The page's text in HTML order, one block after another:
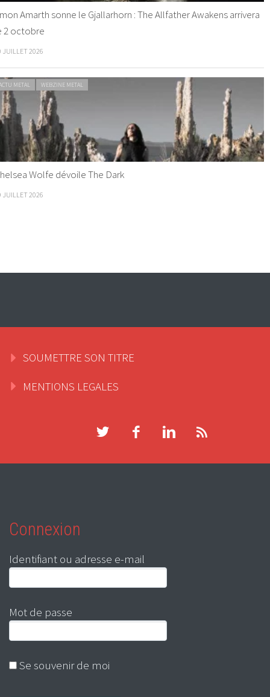
Amarth sonne le Gjallarhorn : The Allfather Awakens arrivera
2 octobre
JUILLET 2026
METAL WEBZINE METAL
Wolfe dévoile The Dark
JUILLET 2026
SOUMETTRE SON TITRE
MENTIONS LEGALES
Connexion
Identifiant ou adresse e-mail
Mot de passe
Se souvenir de moi